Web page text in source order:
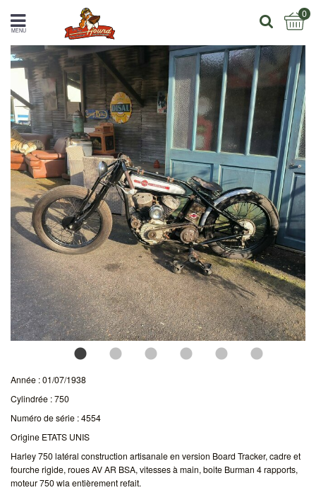
MENU
0
Année : 01/07/1938
Cylindrée : 750
Numéro de série : 4554
Origine ETATS UNIS
Harley 750 latéral construction artisanale en version Board Tracker, cadre et
fourche rigide, roues AV AR BSA, vitesses à main, boite Burman 4 rapports,
moteur 750 wla entièrement refait.